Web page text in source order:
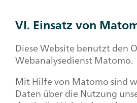
VI. Einsatz von
Diese Website benutzt den
Webanalysedienst Matomo.
Mit Hilfe von Matomo sind
Daten über die Nutzung